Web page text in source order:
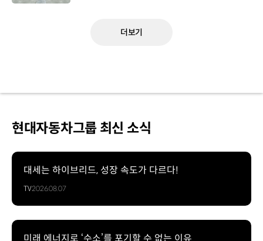
더보기
현대자동차그룹 최신 소식
대세는 하이브리드, 성장 속도가 다르다!
TV2026.08.07
미래 에너지로 ‘수소’를 포기할 수 없는 이유